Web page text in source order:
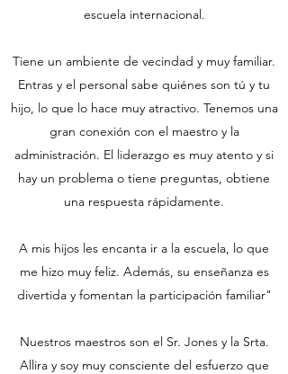
escuela internacional.
Tiene un ambiente de vecindad y muy familiar.
Entras y el personal sabe quiénes son tú y tu
hijo, lo que lo hace muy atractivo. Tenemos una
gran conexión con el maestro y la
administración. El liderazgo es muy atento y si
hay un problema o tiene preguntas, obtiene
una respuesta rápidamente.
A mis hijos les encanta ir a la escuela, lo que
me hizo muy feliz. Además, su enseñanza es
divertida y fomentan la participación familiar"
Nuestros maestros son el Sr. Jones y la Srta.
Allira y soy muy consciente del esfuerzo que